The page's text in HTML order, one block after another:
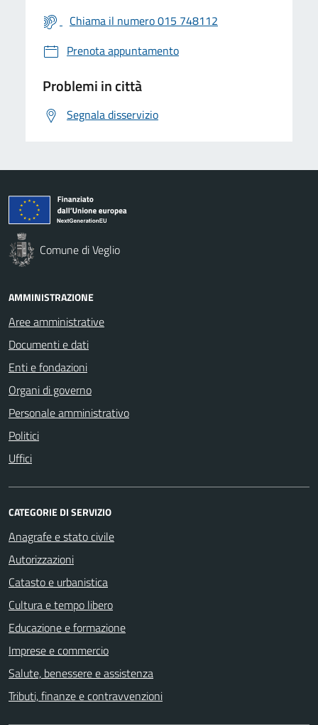
Chiama il numero 015 748112
Prenota appuntamento
Problemi in città
Segnala disservizio
Comune di Veglio
AMMINISTRAZIONE
Aree amministrative
Documenti e dati
Enti e fondazioni
Organi di governo
Personale amministrativo
Politici
Uffici
CATEGORIE DI SERVIZIO
Anagrafe e stato civile
Autorizzazioni
Catasto e urbanistica
Cultura e tempo libero
Educazione e formazione
Imprese e commercio
Salute, benessere e assistenza
Tributi, finanze e contravvenzioni